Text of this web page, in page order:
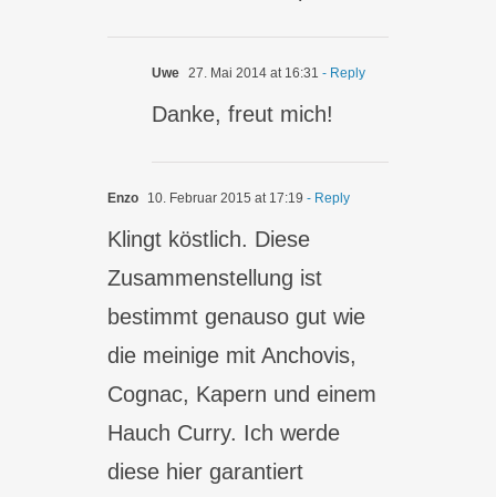
Uwe 27. Mai 2014 at 16:31 - Reply
Danke, freut mich!
Enzo 10. Februar 2015 at 17:19 - Reply
Klingt köstlich. Diese
Zusammenstellung ist
bestimmt genauso gut wie
die meinige mit Anchovis,
Cognac, Kapern und einem
Hauch Curry. Ich werde
diese hier garantiert